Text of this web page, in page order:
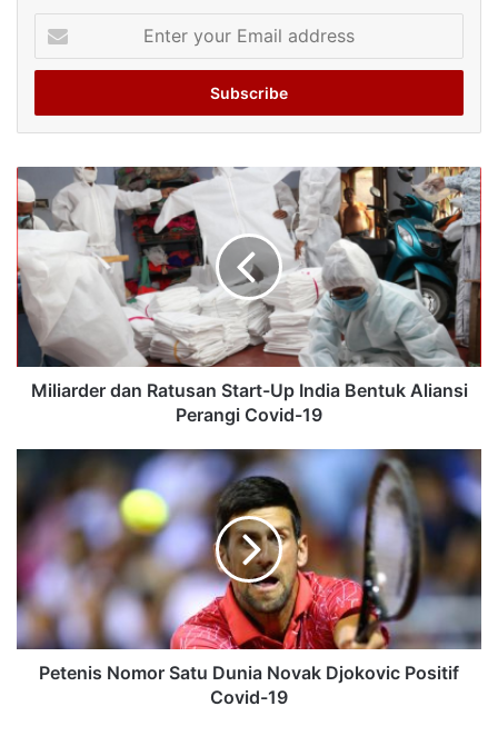
your
Email
Miliarder dan Ratusan Start-Up India Bentuk Aliansi
Perangi Covid-19
Petenis Nomor Satu Dunia Novak Djokovic Positif
Covid-19